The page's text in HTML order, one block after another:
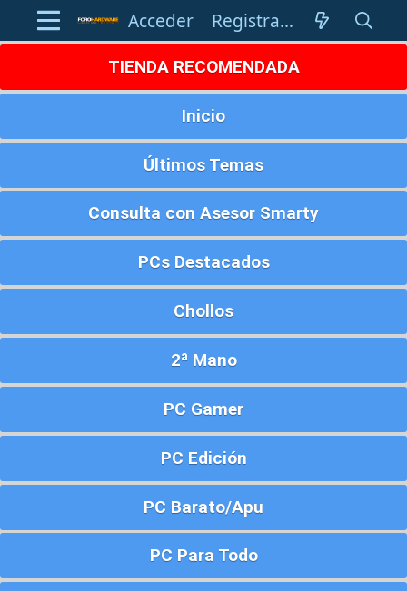
Acceder Registrarse
TIENDA RECOMENDADA
Inicio
Últimos Temas
Consulta con Asesor Smarty
PCs Destacados
Chollos
2ª Mano
PC Gamer
PC Edición
PC Barato/Apu
PC Para Todo